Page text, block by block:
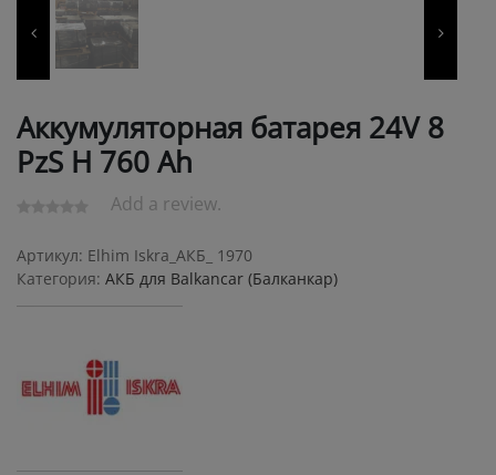
Аккумуляторная батарея 24V 8
PzS Н 760 Ah
Add a review.
Артикул: Elhim Iskra_АКБ_ 1970
Категория: АКБ для Balkanсar (Балканкар)